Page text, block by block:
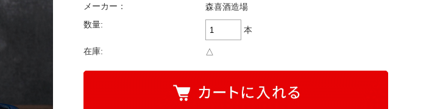
メーカー：
森喜酒造場
数量:
本
在庫: △